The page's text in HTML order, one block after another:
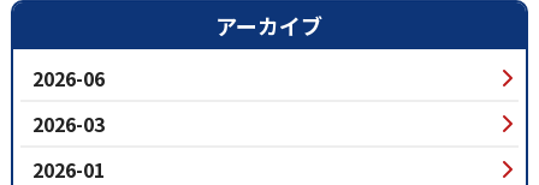
アーカイブ
2026-06
2026-03
2026-01